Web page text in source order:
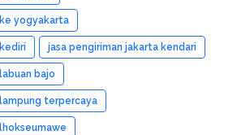
yogyakarta
jasa pengiriman jakarta kendari
bajo
terpercaya